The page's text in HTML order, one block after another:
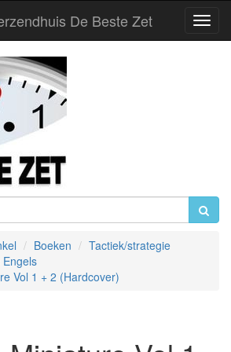
De Beste Zet
Boeken
Tactiek/strategie
Vol 1 + 2 (Hardcover)